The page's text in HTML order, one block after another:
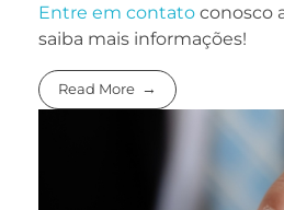
Entre em contato conosco
saiba mais informações!
Read More